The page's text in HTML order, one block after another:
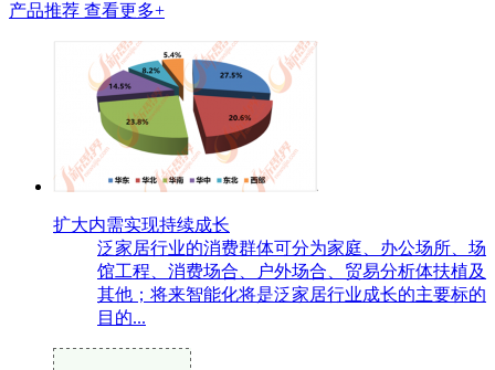
产品推荐 查看更多+
扩大内需实现持续成长
泛家居行业的消费群体可分为家庭、办公场所、场
馆工程、消费场合、户外场合、贸易分析体扶植及
其他；将来智能化将是泛家居行业成长的主要标的
目的...